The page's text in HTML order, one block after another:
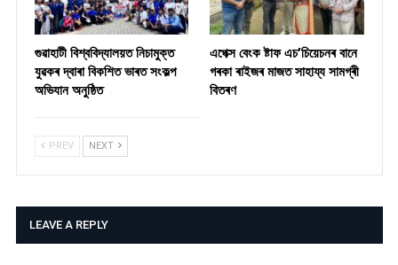
গুৱাহাটী বিশ্ববিদ্যালয়ত নিচামুক্ত
যুৱকৰ দ্বাৰা বিকশিত ভাৰত সংকল্প
অভিযান অনুষ্ঠিত
​এপেক্স বেংক ষ্টাফ এচ’চিয়েচনৰ বানে
গৰকা ৰাইজৰ মাজত সাহায্য সামগ্ৰী
বিতৰণ ​
PREV NEXT
LEAVE A REPLY